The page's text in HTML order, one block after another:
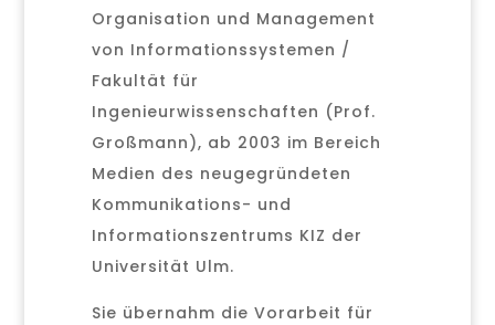
Organisation und Management
von Informationssystemen /
Fakultät für
Ingenieurwissenschaften (Prof.
Großmann), ab 2003 im Bereich
Medien des neugegründeten
Kommunikations- und
Informationszentrums KIZ der
Universität Ulm.
Sie übernahm die Vorarbeit für